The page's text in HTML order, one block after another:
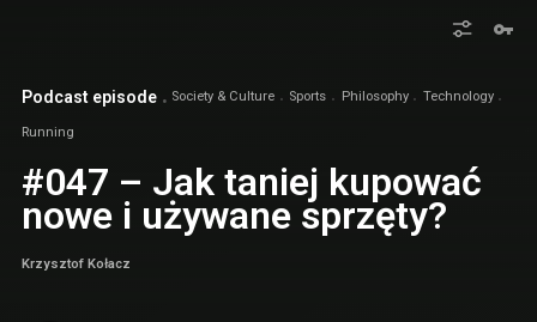
Podcast episode Society & Culture Sports Philosophy Technology
Running
#047 – Jak taniej kupować
nowe i używane sprzęty?
Krzysztof Kołacz